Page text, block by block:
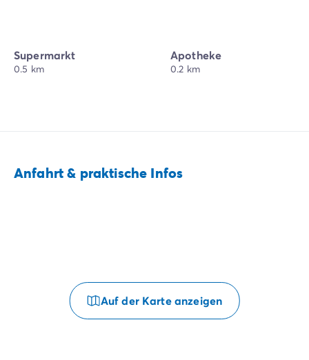
Supermarkt
0.5 km
Apotheke
0.2 km
Anfahrt & praktische Infos
Auf der Karte anzeigen